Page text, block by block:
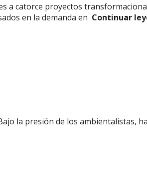
a catorce proyectos
​​en la demanda en Continuar
la presión de los ambientalistas,